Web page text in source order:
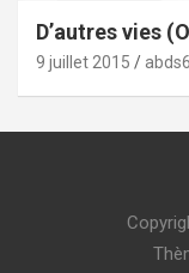
D’autres vies
9 juillet 2015